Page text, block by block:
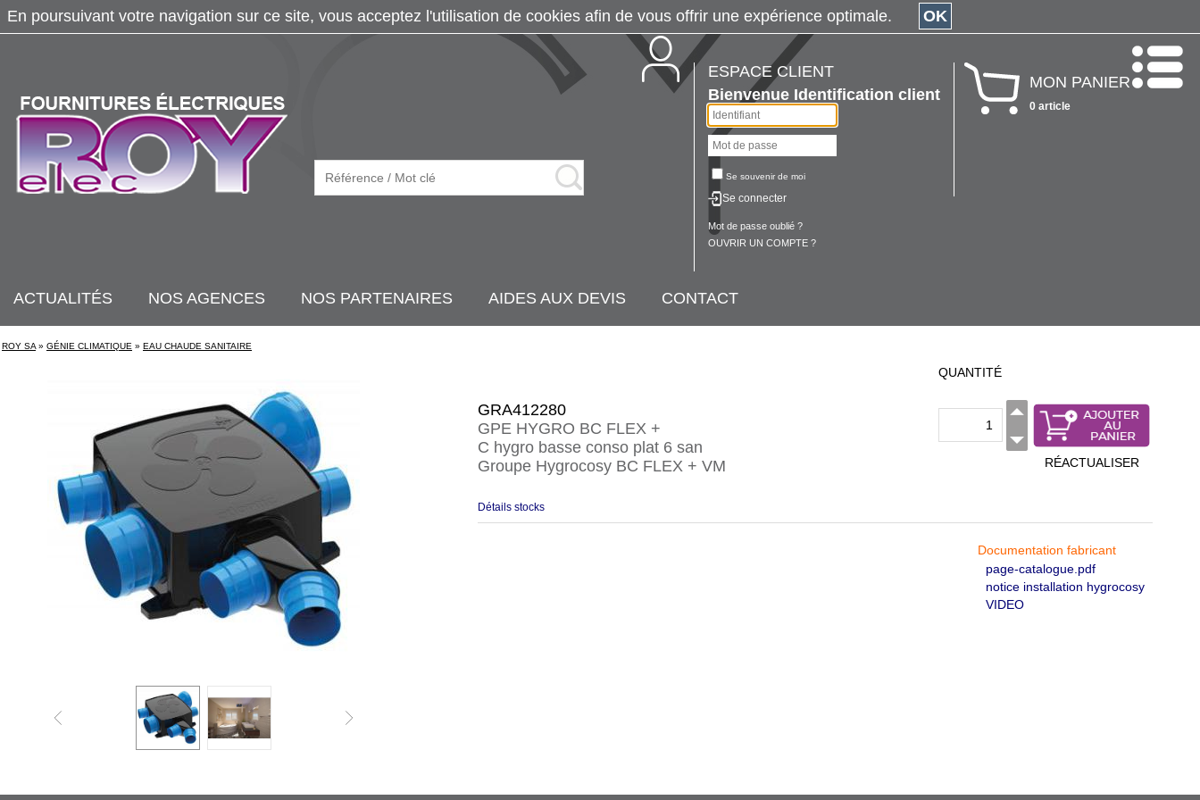
ESPACE CLIENT
Bienvenue Identification client
Se souvenir de moi
Se connecter
Mot de passe oublié ?
OUVRIR UN COMPTE ?
MON PANIER
0 article
ACTUALITÉS NOS AGENCES NOS PARTENAIRES AIDES AUX DEVIS CONTACT
ROY SA » GÉNIE CLIMATIQUE » EAU CHAUDE SANITAIRE
GRA412280
GPE HYGRO BC FLEX +
C hygro basse conso plat 6 san
Groupe Hygrocosy BC FLEX + VM
QUANTITÉ
RÉACTUALISER
Détails stocks
Documentation fabricant
page-catalogue.pdf
notice installation hygrocosy
VIDEO
En poursuivant votre navigation sur ce site, vous acceptez l'utilisation de cookies afin de vous offrir une expérience optimale. OK